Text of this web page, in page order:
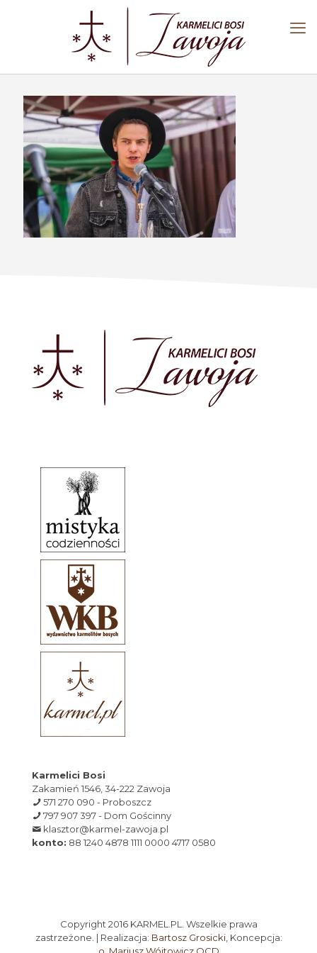
Karmelici Bosi
Zakamień 1546, 34-222 Zawoja
571 270 090 - Proboszcz
797 907 397 - Dom Gościnny
klasztor@karmel-zawoja.pl
konto: 88 1240 4878 1111 0000 4717 0580
Copyright 2016 KARMEL.PL. Wszelkie prawa
zastrzeżone. | Realizacja: Bartosz Grosicki, Koncepcja: